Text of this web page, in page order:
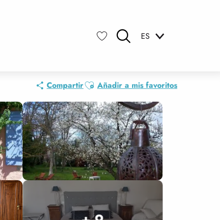
ES
CompartirAjouter aux favoris
Añadir a mis favoritos